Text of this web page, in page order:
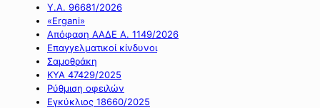
Υ.Α. 96681/2026
«Ergani»
Απόφαση ΑΑΔΕ Α. 1149/2026
Επαγγελματικοί κίνδυνοι
Σαμοθράκη
ΚΥΑ 47429/2025
Ρύθμιση οφειλών
Εγκύκλιος 18660/2025